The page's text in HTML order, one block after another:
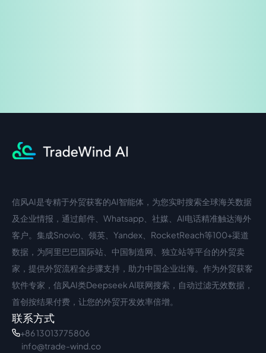
中文入口
信风AI是专精于外贸获客的AI智能体，为您实时搜索全球海关数据
及企业情报，通过邮件、Whatsapp、社媒、AI电话精准触达海外
客户。集成Snovio、领英、Yandex、RocketReach等100+渠道
数据，为阿里巴巴国际站、中国制造网、独立站等平台的外贸卖
家，提供外贸流程全步骤支持，助力中国企业出海。作为外贸获客
软件专家，信风AI类Deepseek AI联网搜索，自动过滤无效数据，
首创按结果付费，让您的外贸开发效率倍增。
联系方式
+86 13013775806
info@trade-wind.co